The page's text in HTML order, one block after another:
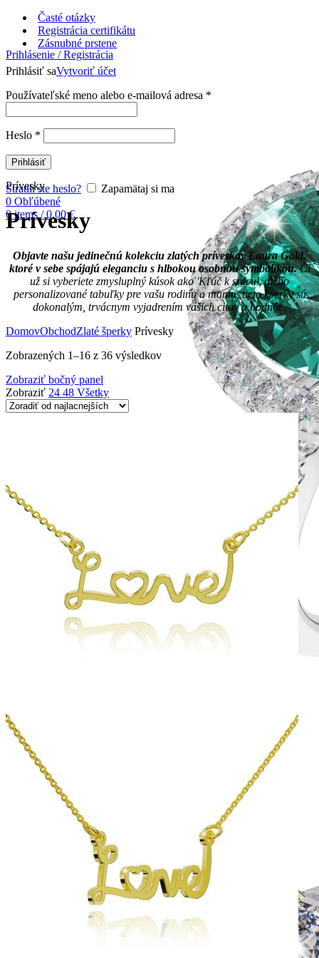
Časté otázky
Registrácia certifikátu
Prihlásenie / Registrácia
Prihlásiť saVytvoriť účet
Používateľské meno alebo e-mailová adresa *
Heslo *
Prihlásiť
Stratili ste heslo?
Zapamätaj si ma
0 Obľúbené
0items / 0,00€
Zásnubné prstene
Halo design
Zásnubné prstne z kolekcie Halo Design.
Prívesky
Prívesky
Objavte našu jedinečnú kolekciu zlatých príveskov Laura Gold,
ktoré v sebe spájajú eleganciu s hlbokou osobnou symbolikou.Či
už si vyberiete zmysluplný kúsok ako 'Kľúč k srdcu', alebo
personalizované tabuľky pre vašu rodinu a mamu, tieto šperky sú
dokonalým, trvácnym vyjadrením vašich citov a hodnôt .
DomovObchodZlaté šperky Prívesky
Zobrazených 1–16 z 36 výsledkov
Zobraziť bočný panel
Zobraziť 24 48 Všetky